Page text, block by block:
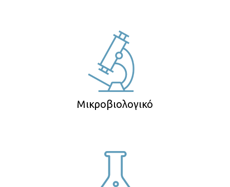
Μικροβιολογικό